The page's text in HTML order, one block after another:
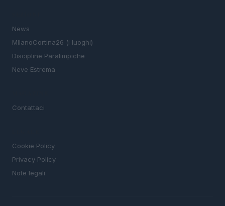
News
MIlanoCortina26 (i luoghi)
Discipline Paralimpiche
Neve Estrema
Contattaci
Cookie Policy
Privacy Policy
Note legali